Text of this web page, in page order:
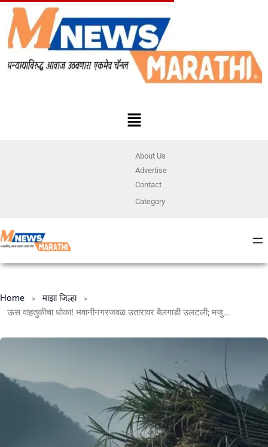
About Us
Advertise
Contact
Category
Home
माझा जिल्हा
ऊस वाहतुकीचा धोका! भवानीनगरजवळ उतारावर बैलगाडी उलटली; मजुरासह कुटुंबाचा जीव धोक्यात